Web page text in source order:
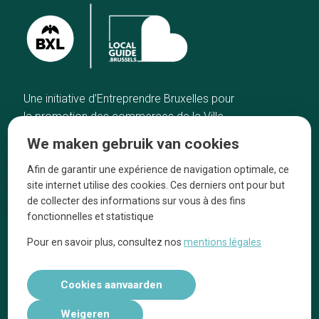
Une initiative d’Entreprendre Bruxelles pour
la promotion des commerces de la Ville
Home
De beste adressen
Blog
Winkelwijken
Tops 10
De ambachtslieden
Over ons
Ze praten over ons!
kennisgevingen
We maken gebruik van cookies
Afin de garantir une expérience de navigation optimale, ce
site internet utilise des cookies. Ces derniers ont pour but
de collecter des informations sur vous à des fins
fonctionnelles et statistique
Pour en savoir plus, consultez nosmentions légales
Cookies aanvaarden
Weigeren